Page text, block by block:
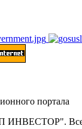
портала
Все